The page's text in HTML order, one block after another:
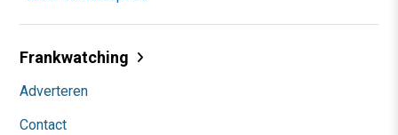
Frankwatching
Adverteren
Contact